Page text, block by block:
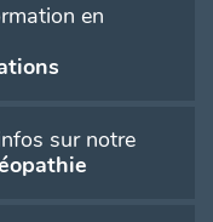
en
sur notre